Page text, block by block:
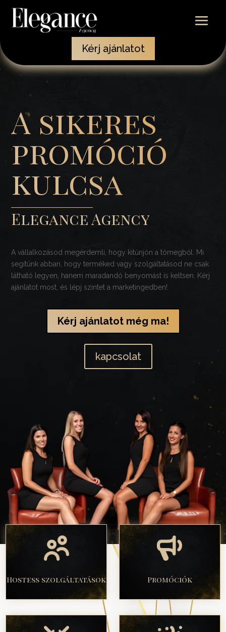
Kérj ajánlatot
A sikeres
promóció
kulcsa
Elegance Agency
A vállalkozásod megérdemli, hogy kitűnjön a tömegből. Mi
segítünk abban, hogy terméked vagy szolgáltatásod ne csak
látható legyen, hanem maradandó benyomást is keltsen. Kérj
ajánlatot most, és lépj szintet a marketingedben!
Kérj ajánlatot még ma!
kapcsolat
Hostess szolgáltatások Promóciók